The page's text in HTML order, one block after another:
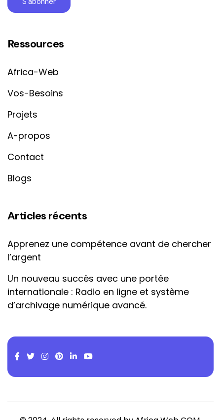
Ressources
Africa-Web
Vos-Besoins
Projets
A-propos
Contact
Blogs
Articles récents
Apprenez une compétence avant de chercher
l’argent
Un nouveau succès avec une portée
internationale : Radio en ligne et système
d’archivage numérique avancé.